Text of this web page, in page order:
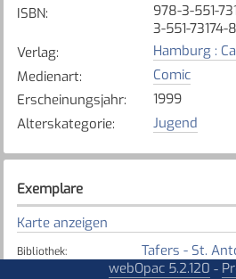
ISBN:
978-3-551-
3-551-73174-8
Verlag:
Hamburg :
Medienart:
Comic
Erscheinungsjahr:
1999
Alterskategorie: Jugend
Exemplare
Karte anzeigen
Bibliothek: Tafers - St.
Verfügbar
webOpac 5.2.120 -